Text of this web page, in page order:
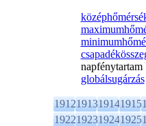
napfénytartam
globálsugárzás
1912191319141915
1922192319241925